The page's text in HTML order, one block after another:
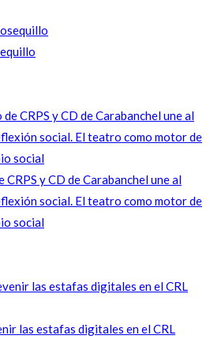
y CD de Carabanchel une al
social. El teatro como motor de
social
las estafas digitales en el CRL